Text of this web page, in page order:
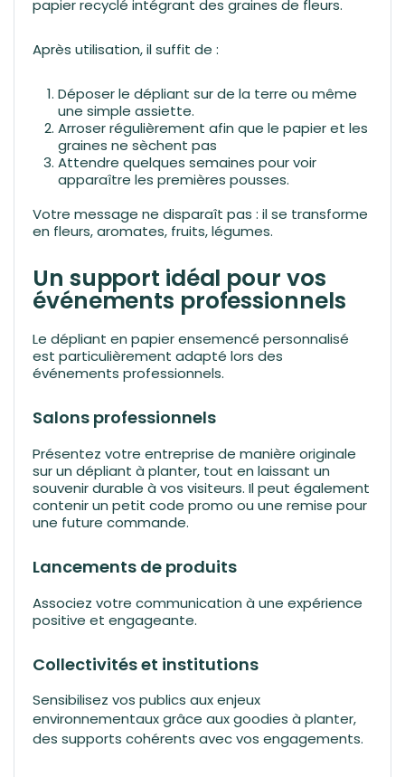
papier recyclé intégrant des graines de fleurs.
Après utilisation, il suffit de :
Déposer le dépliant sur de la terre ou même
une simple assiette.
Arroser régulièrement afin que le papier et les
graines ne sèchent pas
Attendre quelques semaines pour voir
apparaître les premières pousses.
Votre message ne disparaît pas : il se transforme
en fleurs, aromates, fruits, légumes.
Un support idéal pour vos
événements professionnels
Le dépliant en papier ensemencé personnalisé
est particulièrement adapté lors des
événements professionnels.
Salons professionnels
Présentez votre entreprise de manière originale
sur un dépliant à planter, tout en laissant un
souvenir durable à vos visiteurs. Il peut également
contenir un petit code promo ou une remise pour
une future commande.
Lancements de produits
Associez votre communication à une expérience
positive et engageante.
Collectivités et institutions
Sensibilisez vos publics aux enjeux
environnementaux grâce auxgoodies à planter,
des supports cohérents avec vos engagements.